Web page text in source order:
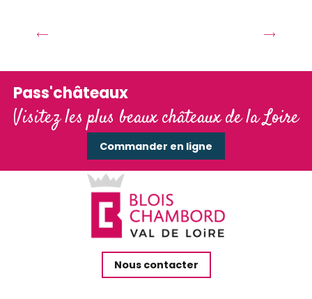
Pass'châteaux
Visitez les plus beaux châteaux de la Loire
Commander en ligne
Nous contacter